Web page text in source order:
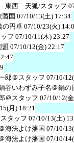
東西 天狐/スタッフ
国 07/10/13(土) 17:34
の円卓 07/10/23(火)
フ 07/10/11(木) 23:27
盟 07/10/12(金) 22:17
郎＠スタッフ 07/10/
谷いわずみ子名＠鍋の
＠スタッフ 07/10/12(
月) 18:21
タッフ 07/10/13(土)
海法よけ藩国 07/10/
海法よけ藩国 07/10/